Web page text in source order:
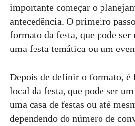
importante começar o
antecedência. O primeiro
formato da festa, que pode ser
uma festa temática ou um
Depois de definir o formato, é
local da festa, que pode ser
uma casa de festas ou até
dependendo do número de